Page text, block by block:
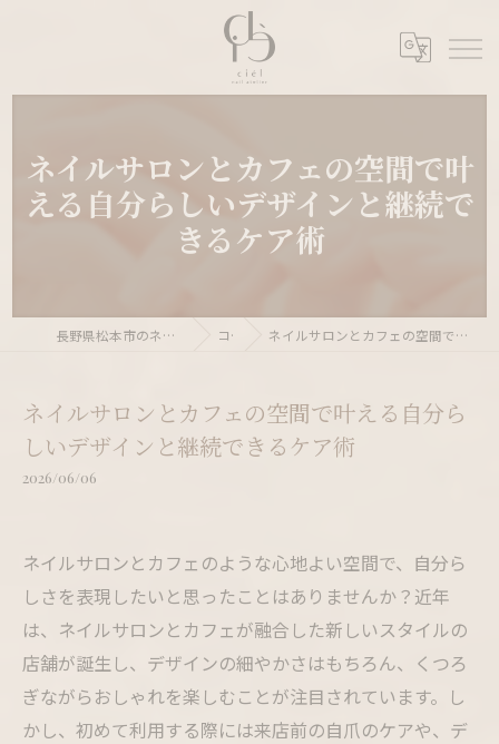
ネイルサロンとカフェの空間で叶
える自分らしいデザインと継続で
きるケア術
長野県松本市のネイルサロンならnail atelier ciél コラム ネイルサロンとカフェの空間で叶える自分らしいデザインと継続できるケア術
ネイルサロンとカフェの空間で叶える自分ら
しいデザインと継続できるケア術
2026/06/06
ネイルサロンとカフェのような心地よい空間で、自分ら
しさを表現したいと思ったことはありませんか？近年
は、ネイルサロンとカフェが融合した新しいスタイルの
店舗が誕生し、デザインの細やかさはもちろん、くつろ
ぎながらおしゃれを楽しむことが注目されています。し
かし、初めて利用する際には来店前の自爪のケアや、デ